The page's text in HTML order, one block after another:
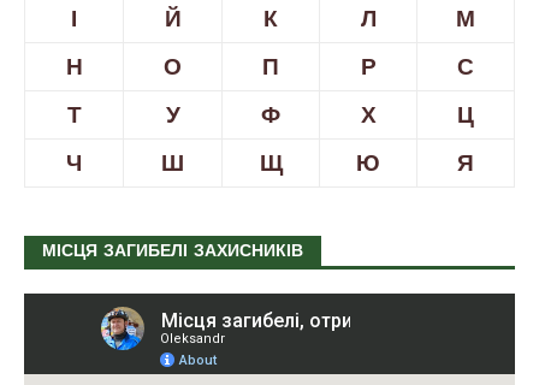
І
Й К Л
М
Н
О П Р
С
Т
У Ф Х
Ц
Ч
Ш Щ Ю Я
МІСЦЯ ЗАГИБЕЛІ ЗАХИСНИКІВ